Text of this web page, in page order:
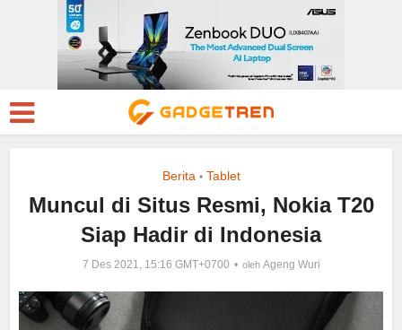
Berita • Tablet
Muncul di Situs Resmi, Nokia T20
Siap Hadir di Indonesia
7 Des 2021, 15:16 GMT+0700 oleh Ageng Wuri